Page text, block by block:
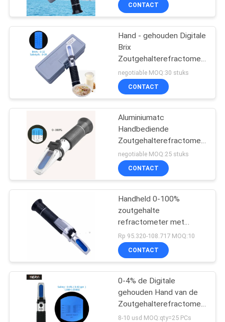
CONTACTEER
ONS
NIEUWS
GEVALLEN
SITEMAP
PRIVACY
POLICY
CONTACT
Hand - gehouden Digitale
Brix
Zoutgehalterefractometer,
Draagbare
Aquariumrefractometer
negotiable MOQ:30 stuks
CONTACT
Aluminiumatc
Handbediende
Zoutgehalterefractometer
Brix aan Soortelijk
gewicht
negotiable MOQ:25 stuks
CONTACT
Handheld 0-100%
zoutgehalte
refractometer met
1.000-1.070SG bereik
voor aquarium en
zeewater testen
Rp 95.320-108.717 MOQ:10
CONTACT
0-4% de Digitale
gehouden Hand van de
Zoutgehalterefractometer
-, het Aquarium 20-40ppt
8-10 usd MOQ:qty=25 PCs